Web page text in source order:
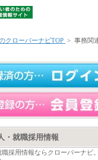
クローバーナビTOP > 事務関
・就職採用情報
採用情報ならクローバーナビ